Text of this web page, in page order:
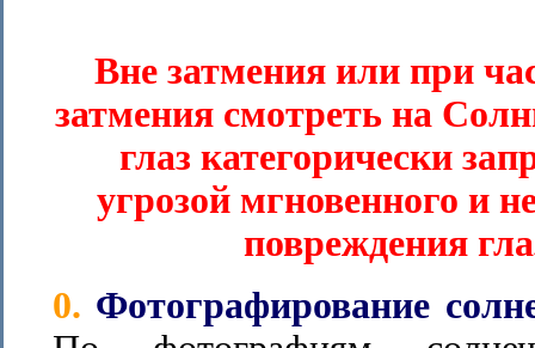
Вне затмения или при
затмения смотреть на
глаз категорически
угрозой мгновенного и
повреждения
0. Фотографирование